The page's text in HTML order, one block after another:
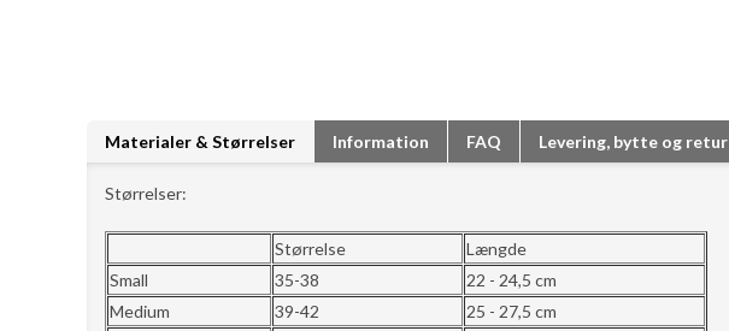
Materialer & Størrelser Information FAQ Levering, bytte og retur
Størrelser:
Størrelse
Længde
Small
35-38
22 - 24,5 cm
Medium
39-42
25 - 27,5 cm